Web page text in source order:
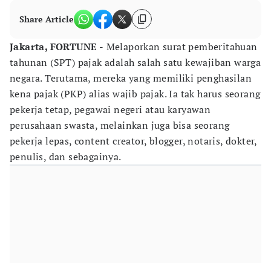
Share Article
Jakarta, FORTUNE - Melaporkan surat pemberitahuan
tahunan (SPT) pajak adalah salah satu kewajiban warga
negara. Terutama, mereka yang memiliki penghasilan
kena pajak (PKP) alias wajib pajak. Ia tak harus seorang
pekerja tetap, pegawai negeri atau karyawan
perusahaan swasta, melainkan juga bisa seorang
pekerja lepas, content creator, blogger, notaris, dokter,
penulis, dan sebagainya.